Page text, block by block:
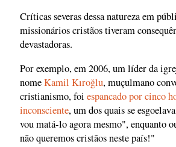
Críticas severas dessa natureza em
missionários cristãos tiveram
devastadoras.
Por exemplo, em 2006, um líder da
nomeKamil Kıroğlu, muçulmano
cristianismo, foi espancado por cinco
inconsciente, um dos quais se
vou matá-lo agora mesmo", enquanto
não queremos cristãos neste país!"